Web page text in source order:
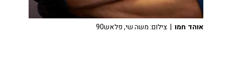
אוהד חמו | צילום: משה שי, פלאש90